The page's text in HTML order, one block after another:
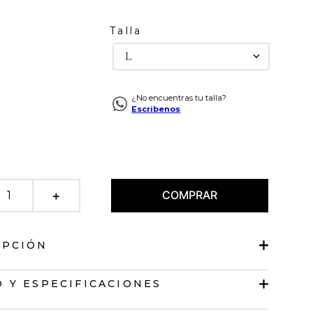
Talla
L
¿No encuentras tu talla?
Escribenos
＋ COMPRAR
tiras graduables
Y ESPECIFICACIONES